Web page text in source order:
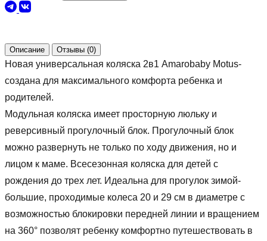
Описание Отзывы (0)
Новая универсальная коляска 2в1 Amarobaby Motus-
создана для максимального комфорта ребенка и
родителей.
Модульная коляска имеет просторную люльку и
реверсивный прогулочный блок. Прогулочный блок
можно развернуть не только по ходу движения, но и
лицом к маме. Всесезонная коляска для детей с
рождения до трех лет. Идеальна для прогулок зимой-
большие, проходимые колеса 20 и 29 см в диаметре с
возможностью блокировки передней линии и вращением
на 360° позволят ребенку комфортно путешествовать в